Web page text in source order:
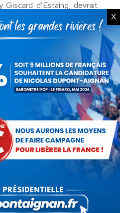
Giscard d’Estaing, devrait
il va de soi qu’une telle
les intentions de Mme
de celle-ci la réduction
la diminution des
Christiane Taubira en
s’accompagne d’un peu
un grain de folie ? Pas de
la République
ParDebout La France
2014
X